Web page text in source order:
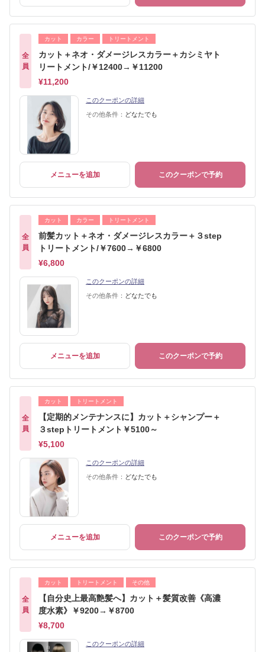
全
員
カット カラー トリートメント
カット＋ネオ・ダメージレスカラー＋カシミヤト
リートメント/￥12400→￥11200
¥11,200
このクーポンの詳細
その他条件： どなたでも
メニューを追加 このクーポンで予約
全
員
カット カラー トリートメント
前髪カット＋ネオ・ダメージレスカラー＋３step
トリートメント/￥7600→￥6800
¥6,800
このクーポンの詳細
その他条件： どなたでも
メニューを追加 このクーポンで予約
全
員
カット トリートメント
【定期的メンテナンスに】カット＋シャンプー＋
３stepトリートメント￥5100～
¥5,100
このクーポンの詳細
その他条件： どなたでも
メニューを追加 このクーポンで予約
全
員
カット トリートメント その他
【自分史上最高艶髪へ】カット＋髪質改善《高濃
度水素》￥9200→￥8700
¥8,700
このクーポンの詳細